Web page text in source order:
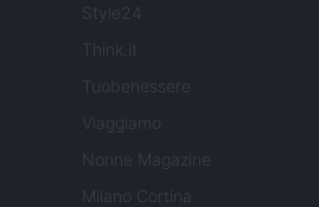
Style24
Think.it
Tuobenessere
Viaggiamo
Nonne Magazine
Milano Cortina